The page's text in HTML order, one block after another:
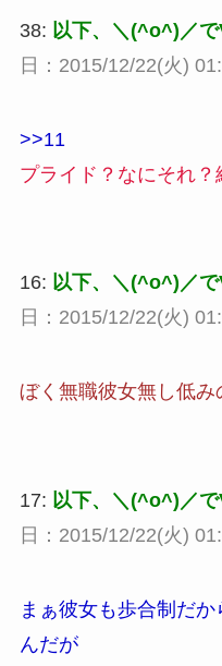
38: 以下、＼(^o^)／
日：2015/12/22(火)
>>11
プライド？なにそれ？
16: 以下、＼(^o^)／
日：2015/12/22(火)
ぼく無職彼女無し低み
17: 以下、＼(^o^)／
日：2015/12/22(火)
まぁ彼女も歩合制だ
んだが